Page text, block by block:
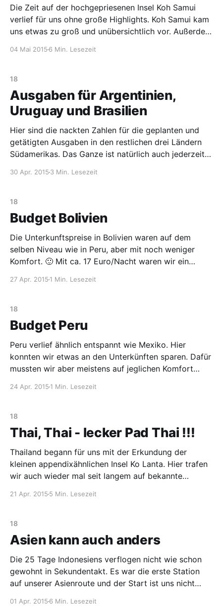
Die Zeit auf der hochgepriesenen Insel Koh Samui
verlief für uns ohne große Highlights. Koh Samui kam
uns etwas zu groß und unübersichtlich vor. Außerdem
Auswanderer. Allein in unserer
04 Mai 2015 6 Min. Lesezeit
18
Ausgaben für Argentinien,
Uruguay und Brasilien
Hier sind die nackten Zahlen für die geplanten und
getätigten Ausgaben in den restlichen drei Ländern
Südamerikas. Das Ganze ist natürlich auch jederzeit
Budget Argentinien Gesamtreisedauer: 6 Tage
Unterkunft: Übernachtungen in Hotels 330 € [5 N.]
138 € Verpflegung:
30 Apr. 2015 3 Min. Lesezeit
18
Budget Bolivien
Die Unterkunftspreise in Bolivien waren auf dem
selben Niveau wie in Peru, aber mit noch weniger
Komfort. 🙂 Mit ca. 17 Euro/Nacht waren wir ein
Euro/Nacht. Dadurch dass wir eine Woche weniger
ausgefallen und
27 Apr. 2015 1 Min. Lesezeit
18
Budget Peru
Peru verlief ähnlich entspannt wie Mexiko. Hier
konnten wir etwas an den Unterkünften sparen. Dafür
mussten wir aber meistens auf jeglichen Komfort
weil man kaum Möglichkeiten hatte selber zu kochen.
essen, was manchmal z.B. bei den
24 Apr. 2015 1 Min. Lesezeit
18
Thai, Thai - lecker Pad Thai !!!
Thailand begann für uns mit der Erkundung der
kleinen appendixähnlichen Insel Ko Lanta. Hier trafen
wir auch wieder mal seit langem auf bekannte
gerade in der Ecke Urlaub und so hatten wir die
21 Apr. 2015 5 Min. Lesezeit
18
Asien kann auch anders
Die 25 Tage Indonesiens verflogen nicht wie schon
gewohnt in Sekundentakt. Es war die erste Station
auf unserer Asienroute und der Start ist uns nicht
zäh, schwierig und fast immer nervenraubend. Nicht
01 Apr. 2015 6 Min. Lesezeit